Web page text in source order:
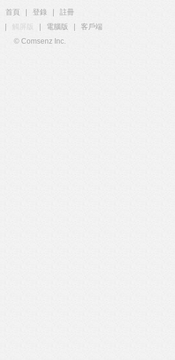
首頁 登錄
註冊
觸屏版 電腦版
客戶端
© Comsenz Inc.